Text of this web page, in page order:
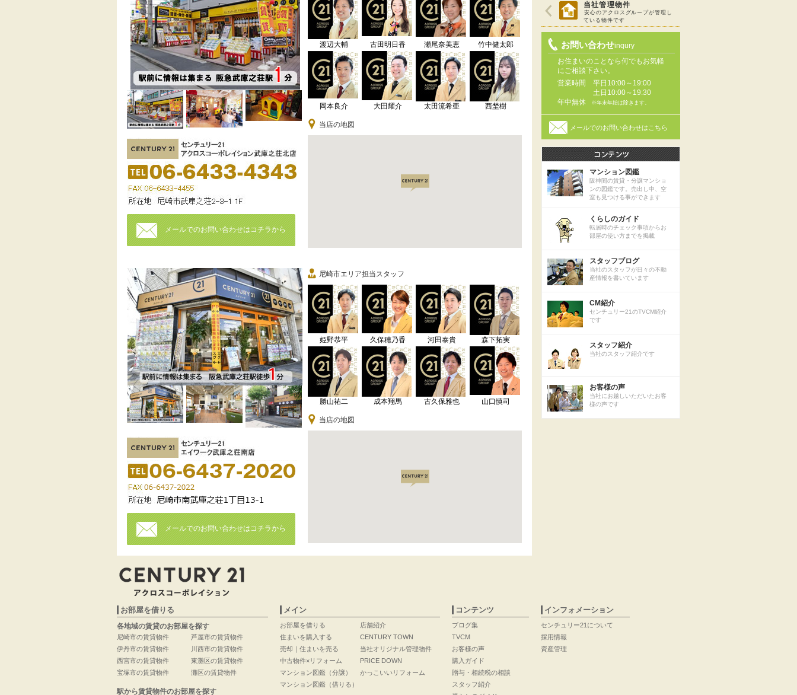
メールでのお問い合わせはコチラから
渡辺大輔 古田明日香 瀬尾奈美恵 竹中健太郎
岡本良介 大田耀介 太田流希亜 西埜樹
当店の地図
メールでのお問い合わせはコチラから
尼崎市エリア担当スタッフ
姫野恭平 久保穂乃香 河田泰貴 森下拓実
勝山祐二 成本翔馬 古久保雅也 山口慎司
当店の地図
当社管理物件
安心のアクロスグループが管理し
ている物件です
お問い合わせinqury
お住まいのことなら何でもお気軽
にご相談下さい。
営業時間
平日10:00～19:00
土日10:00～19:30
年中無休
※年末年始は除きます。
メールでのお問い合わせはこちら
マンション図鑑
阪神間の賃貸・分譲マンショ
ンの図鑑です。売出し中、空
室も見つける事ができます
くらしのガイド
転居時のチェック事項からお
部屋の使い方までを掲載
スタッフブログ
当社のスタッフが日々の不動
産情報を書いています
CM紹介
センチュリー21のTVCM紹介
です
スタッフ紹介
当社のスタッフ紹介です
お客様の声
当社にお越しいただいたお客
様の声です
お部屋を借りる
各地域の賃貸のお部屋を探す
尼崎市の賃貸物件
伊丹市の賃貸物件
西宮市の賃貸物件
宝塚市の賃貸物件
芦屋市の賃貸物件
川西市の賃貸物件
東灘区の賃貸物件
灘区の賃貸物件
駅から賃貸物件のお部屋を探す
メイン
お部屋を借りる
住まいを購入する
売却｜住まいを売る
中古物件×リフォーム
マンション図鑑（分譲）
マンション図鑑（借りる）
店舗紹介
CENTURY TOWN
当社オリジナル管理物件
PRICE DOWN
かっこいいリフォーム
コンテンツ
ブログ集
TVCM
お客様の声
購入ガイド
贈与・相続税の相談
スタッフ紹介
インフォメーション
センチュリー21について
採用情報
資産管理